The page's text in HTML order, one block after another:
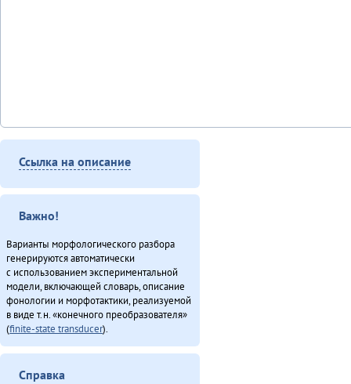
Ссылка на описание
Важно!
Варианты морфологического разбора
генерируются автоматически
с использованием экспериментальной
модели, включающей словарь, описание
фонологии и морфотактики, реализуемой
в виде т.н. «конечного преобразователя»
(finite-state transducer).
Справка